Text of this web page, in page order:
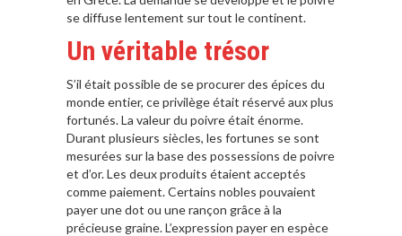
se diffuse lentement sur tout le continent.
Un véritable trésor
S’il était possible de se procurer des épices du
monde entier, ce privilège était réservé aux plus
fortunés. La valeur du poivre était énorme.
Durant plusieurs siècles, les fortunes se sont
mesurées sur la base des possessions de poivre
et d’or. Les deux produits étaient acceptés
comme paiement. Certains nobles pouvaient
payer une dot ou une rançon grâce à la
précieuse graine. L’expression payer en espèce